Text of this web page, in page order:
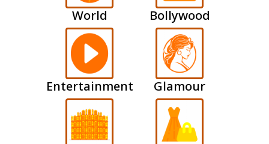
World Bollywood
Entertainment Glamour